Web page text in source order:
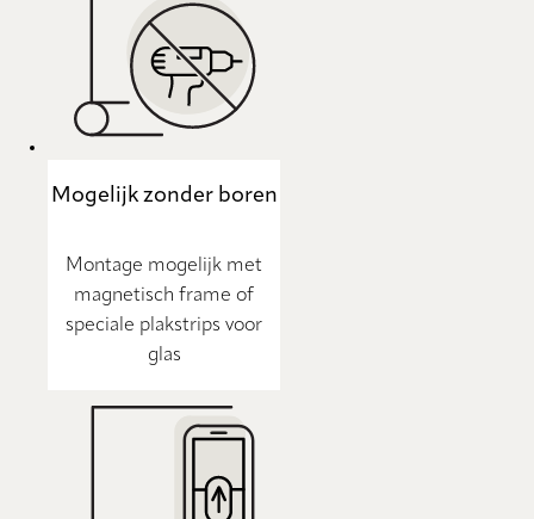
Mogelijk zonder boren
Montage mogelijk met
magnetisch frame of
speciale plakstrips voor
glas